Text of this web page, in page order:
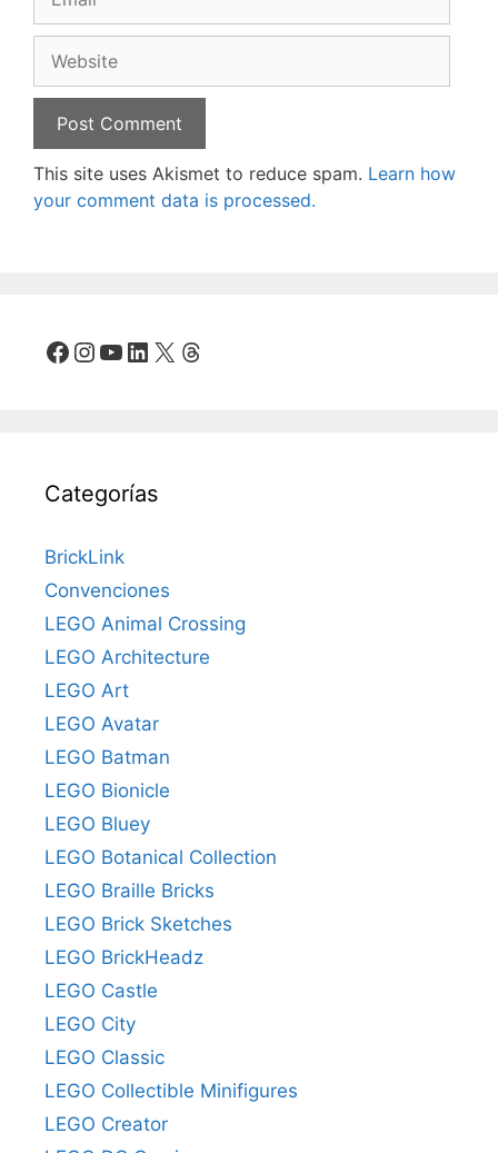
This site uses Akismet to reduce spam. Learn how
your comment data is processed.
Facebook
Instagram
YouTube
LinkedIn
X Threads
Categorías
BrickLink
Convenciones
LEGO Animal Crossing
LEGO Architecture
LEGO Art
LEGO Avatar
LEGO Batman
LEGO Bionicle
LEGO Bluey
LEGO Botanical Collection
LEGO Braille Bricks
LEGO Brick Sketches
LEGO BrickHeadz
LEGO Castle
LEGO City
LEGO Classic
LEGO Collectible Minifigures
LEGO Creator